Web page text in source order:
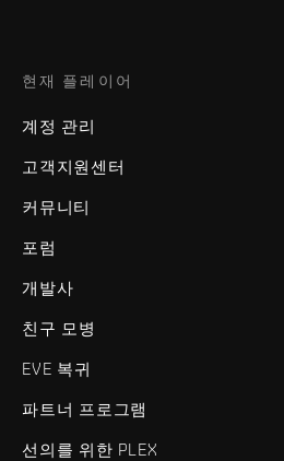
현재 플레이어
계정 관리
고객지원센터
커뮤니티
포럼
개발사
친구 모병
EVE 복귀
파트너 프로그램
선의를 위한 PLEX